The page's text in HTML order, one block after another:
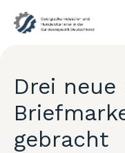
Drei
gebracht